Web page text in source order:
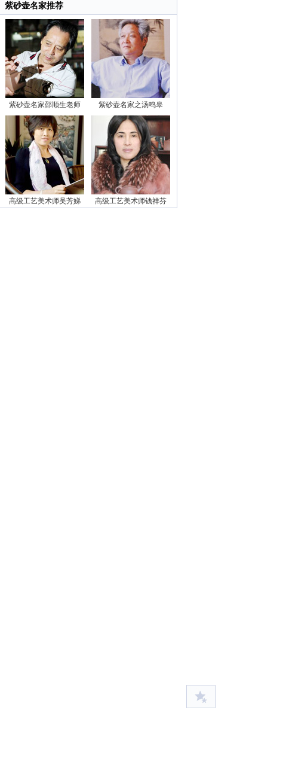
紫砂壶名家推荐
紫砂壶名家邵顺生老师 紫砂壶名家之汤鸣皋
高级工艺美术师吴芳娣 高级工艺美术师钱祥芬